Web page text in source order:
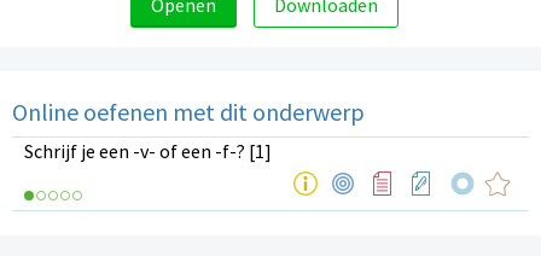
Online oefenen met dit onderwerp
Schrijf je een -v- of een -f-? [1]